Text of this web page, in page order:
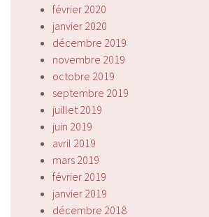
février 2020
janvier 2020
décembre 2019
novembre 2019
octobre 2019
septembre 2019
juillet 2019
juin 2019
avril 2019
mars 2019
février 2019
janvier 2019
décembre 2018